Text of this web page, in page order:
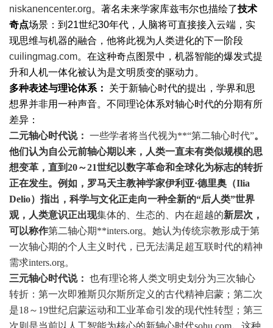
niskanencenter.org。著名未来学家库兹韦尔也描绘了技术
奇点场景：到21世纪30年代，人脑将可直接接入云端，实
现思维与机器的融合，他将此视为人类进化的下一阶段
cuilingmag.com。在这种奇点图景中，机器智能的爆发式提
升和人机一体化被认为是文明质变的驱动力。
多种表述与理论体系：
关于新轴心时代的提出，学界和思
想界并非用一种声音。不同理论体系对轴心时代的分期有所
差异：
二元轴心时代说： 一些学者将当代视为**“第二轴心时代”。
他们认为自公元前轴心期以来，人类一直未有类似规模的思
想变革，直到20～21世纪以数字革命和全球化为标志的转折
正在发生。例如，罗马天主教神学家伊利亚·德里奥（Ilia
Delio）指出，科学与文化正走向一种全新的“后人类”世界
观，人类意识正出现集体的、生态的、内在超越的新层次，
可以称作第二轴心期**inters.org。她认为传统宗教形成于第
一次轴心期的个人主义时代，已无法满足超互联时代的精神
需求inters.org。
三元轴心时代说： 也有理论将人类文明史划分为三次轴心
转折：第一次即雅斯贝尔斯所定义的古代精神启蒙；第二次
是18～19世纪启蒙运动和工业革命引发的现代性转型；第三
次则是当前以人工智能为核心的新轴心时代sohu.com。这种